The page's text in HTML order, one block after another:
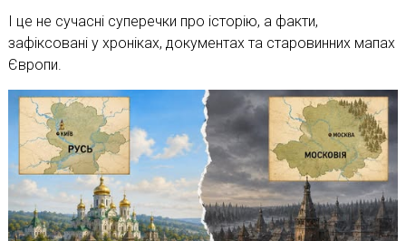
І це не сучасні суперечки про історію, а факти,
зафіксовані у хроніках, документах та старовинних мапах
Європи.